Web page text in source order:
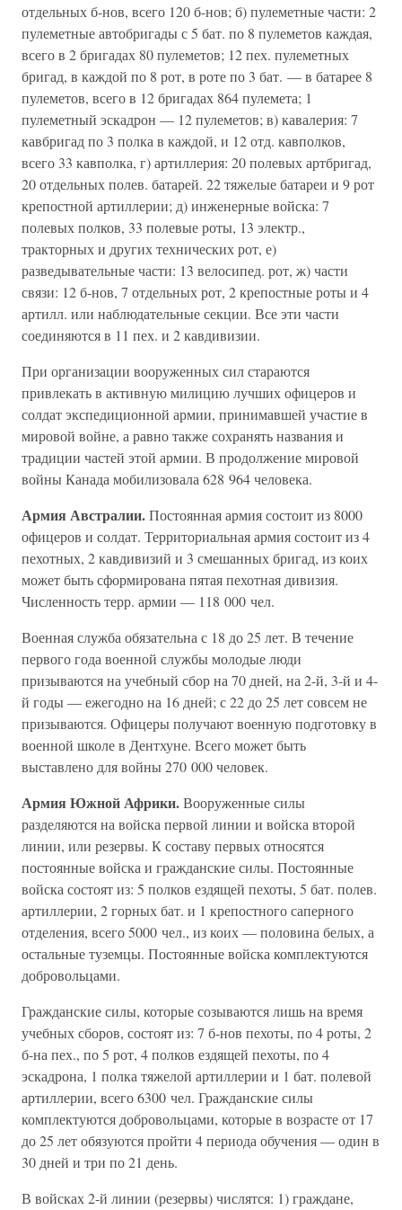
отдельных б-нов, всего 120 б-нов; б) пулеметные части: 2
пулеметные автобригады с 5 бат. по 8 пулеметов каждая,
всего в 2 бригадах 80 пулеметов; 12 пех. пулеметных
бригад, в каждой по 8 рот, в роте по 3 бат. — в батарее 8
пулеметов, всего в 12 бригадах 864 пулемета; 1
пулеметный эскадрон — 12 пулеметов; в) кавалерия: 7
кавбригад по 3 полка в каждой, и 12 отд. кавполков,
всего 33 кавполка, г) артиллерия: 20 полевых артбригад,
20 отдельных полев. батарей. 22 тяжелые батареи и 9 рот
крепостной артиллерии; д) инженерные войска: 7
полевых полков, 33 полевые роты, 13 электр.,
тракторных и других технических рот, е)
разведывательные части: 13 велосипед. рот, ж) части
связи: 12 б-нов, 7 отдельных рот, 2 крепостные роты и 4
артилл. или наблюдательные секции. Все эти части
соединяются в 11 пех. и 2 кавдивизии.
При организации вооруженных сил стараются
привлекать в активную милицию лучших офицеров и
солдат экспедиционной армии, принимавшей участие в
мировой войне, а равно также сохранять названия и
традиции частей этой армии. В продолжение мировой
войны Канада мобилизовала 628 964 человека.
Армия Австралии.Постоянная армия состоит из 8000
офицеров и солдат. Территориальная армия состоит из 4
пехотных, 2 кавдивизий и 3 смешанных бригад, из коих
может быть сформирована пятая пехотная дивизия.
Численность терр. армии — 118 000 чел.
Военная служба обязательна с 18 до 25 лет. В течение
первого года военной службы молодые люди
призываются на учебный сбор на 70 дней, на 2-й, 3-й и 4-
й годы — ежегодно на 16 дней; с 22 до 25 лет совсем не
призываются. Офицеры получают военную подготовку в
военной школе в Дентхуне. Всего может быть
выставлено для войны 270 000 человек.
Армия Южной Африки.Вооруженные силы
разделяются на войска первой линии и войска второй
линии, или резервы. К составу первых относятся
постоянные войска и гражданские силы. Постоянные
войска состоят из: 5 полков ездящей пехоты, 5 бат. полев.
артиллерии, 2 горных бат. и 1 крепостного саперного
отделения, всего 5000 чел., из коих — половина белых, а
остальные туземцы. Постоянные войска комплектуются
добровольцами.
Гражданские силы, которые созываются лишь на время
учебных сборов, состоят из: 7 б-нов пехоты, по 4 роты, 2
б-на пех., по 5 рот, 4 полков ездящей пехоты, по 4
эскадрона, 1 полка тяжелой артиллерии и 1 бат. полевой
артиллерии, всего 6300 чел. Гражданские силы
комплектуются добровольцами, которые в возрасте от 17
до 25 лет обязуются пройти 4 периода обучения — один в
30 дней и три по 21 день.
В войсках 2-й линии (резервы) числятся: 1) граждане,